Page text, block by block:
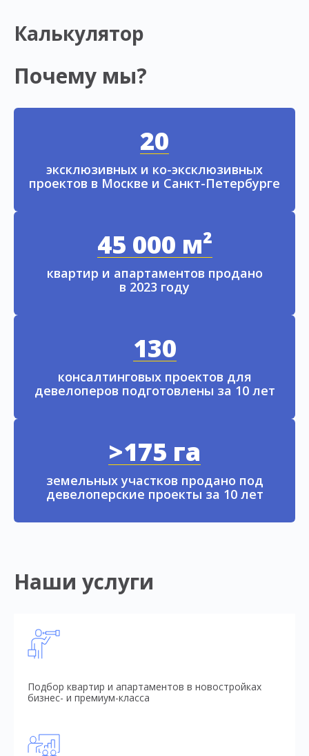
Калькулятор
Почему мы?
20
эксклюзивных и ко-эксклюзивных
проектов в Москве и Санкт-Петербурге
45 000 м²
квартир и апартаментов продано
в 2023 году
130
консалтинговых проектов для
девелоперов подготовлены за 10 лет
>175 га
земельных участков продано под
девелоперские проекты за 10 лет
Наши услуги
Подбор квартир и апартаментов в новостройках
бизнес- и премиум-класса